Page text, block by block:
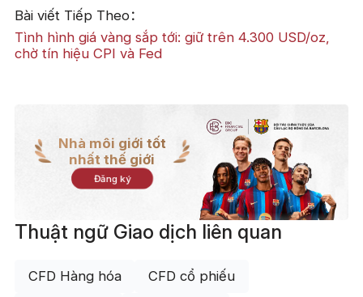
Bài viết Tiếp Theo：
Tình hình giá vàng sắp tới: giữ trên 4.300 USD/oz,
chờ tín hiệu CPI và Fed
Nhà môi giới tốt
nhất thế giới
Đăng ký
Thuật ngữ Giao dịch liên quan
CFD Hàng hóa CFD cổ phiếu